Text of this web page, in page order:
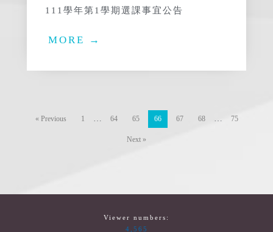
111學年第1學期選課事宜公告
MORE →
« Previous 1 … 64 65 66 67 68 … 75
Next »
Viewer numbers:
4,565